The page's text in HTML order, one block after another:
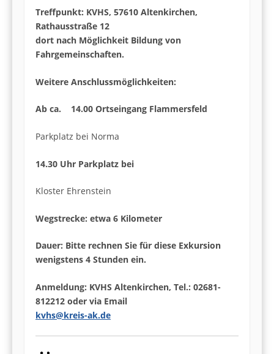
Treffpunkt: KVHS, 57610 Altenkirchen,
Rathausstraße 12
dort nach Möglichkeit Bildung von
Fahrgemeinschaften.
Weitere Anschlussmöglichkeiten:
Ab ca. 14.00 Ortseingang Flammersfeld
Parkplatz bei Norma
14.30 Uhr Parkplatz bei
Kloster Ehrenstein
Wegstrecke: etwa 6 Kilometer
Dauer: Bitte rechnen Sie für diese Exkursion
wenigstens 4 Stunden ein.
Anmeldung: KVHS Altenkirchen, Tel.: 02681-
812212 oder via Email
kvhs@kreis-ak.de